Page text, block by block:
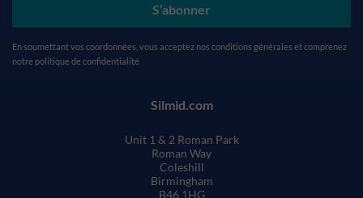
S’abonner
En soumettant vos coordonnées, vous acceptez nos conditions générales et comprenez
notre politique de confidentialité
Silmid.com
Unit 1 & 2 Roman Park
Roman Way
Coleshill
Birmingham
B46 1HG